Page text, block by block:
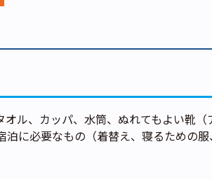
ル、カッパ、水筒、ぬれてもよい靴（
に必要なもの（着替え、寝るための